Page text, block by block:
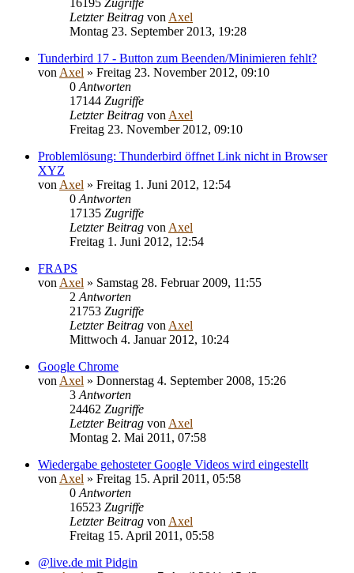
16195 Zugriffe
Letzter Beitrag von Axel
Montag 23. September 2013, 19:28
Tunderbird 17 - Button zum Beenden/Minimieren fehlt?
von Axel » Freitag 23. November 2012, 09:10
0 Antworten
17144 Zugriffe
Letzter Beitrag von Axel
Freitag 23. November 2012, 09:10
Problemlösung: Thunderbird öffnet Link nicht in Browser
XYZ
von Axel » Freitag 1. Juni 2012, 12:54
0 Antworten
17135 Zugriffe
Letzter Beitrag von Axel
Freitag 1. Juni 2012, 12:54
FRAPS
von Axel » Samstag 28. Februar 2009, 11:55
2 Antworten
21753 Zugriffe
Letzter Beitrag von Axel
Mittwoch 4. Januar 2012, 10:24
Google Chrome
von Axel » Donnerstag 4. September 2008, 15:26
3 Antworten
24462 Zugriffe
Letzter Beitrag von Axel
Montag 2. Mai 2011, 07:58
Wiedergabe gehosteter Google Videos wird eingestellt
von Axel » Freitag 15. April 2011, 05:58
0 Antworten
16523 Zugriffe
Letzter Beitrag von Axel
Freitag 15. April 2011, 05:58
@live.de mit Pidgin